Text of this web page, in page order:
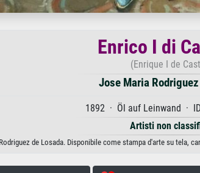
Enrico I di
(Enrique I de
Jose Maria
1892 · Öl auf Leinwand ·
Artisti non
de Losada. Disponibile come stampa d'arte su